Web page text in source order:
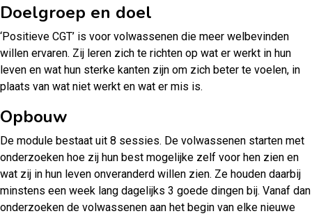
Doelgroep en doel
‘Positieve CGT’ is voor volwassenen die meer welbevinden
willen ervaren. Zij leren zich te richten op wat er werkt in hun
leven en wat hun sterke kanten zijn om zich beter te voelen, in
plaats van wat niet werkt en wat er mis is.
Opbouw
De module bestaat uit 8 sessies. De volwassenen starten met
onderzoeken hoe zij hun best mogelijke zelf voor hen zien en
wat zij in hun leven onveranderd willen zien. Ze houden daarbij
minstens een week lang dagelijks 3 goede dingen bij. Vanaf dan
onderzoeken de volwassenen aan het begin van elke nieuwe